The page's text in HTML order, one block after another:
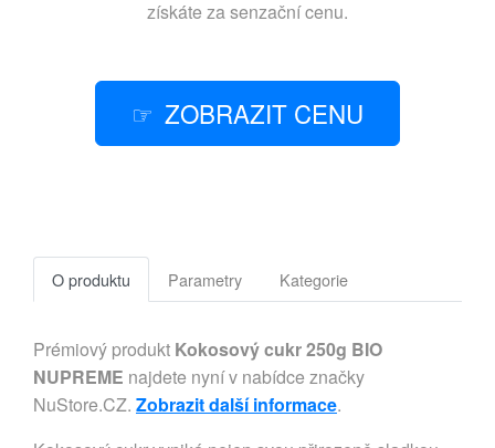
získáte za senzační cenu.
ZOBRAZIT CENU
O produktu Parametry Kategorie
Prémiový produkt Kokosový cukr 250g BIO
NUPREME najdete nyní v nabídce značky
NuStore.CZ. Zobrazit další informace.